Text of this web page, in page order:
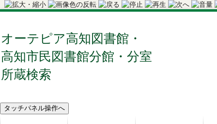
オーテピア高知図書館・
高知市民図書館分館・分室
所蔵検索